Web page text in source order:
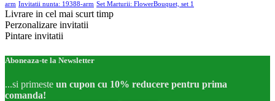
arm Invitatii nunta: 19388-arm Set Marturii: FlowerBouquet, set 1
Livrare in cel mai scurt timp
Perzonalizare invitatii
Pintare invitatii
Aboneaza-te la Newsletter
...si primeste un cupon cu 10% reducere pentru prima
comanda!